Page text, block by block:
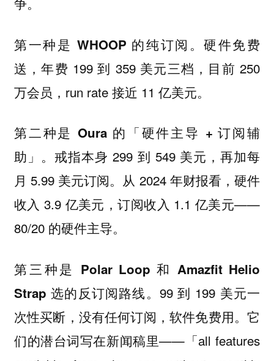
第一种是 WHOOP 的纯订阅 。硬件免费
送，年费 199 到 359 美元三档，目前 250
万会员，run rate 接近 11 亿美元。
第二种是 Oura 的「硬件主导 + 订阅辅
助」 。戒指本身 299 到 549 美元，再加每
月 5.99 美元订阅。从 2024 年财报看，硬件
收入 3.9 亿美元，订阅收入 1.1 亿美元——
80/20 的硬件主导。
第三种是 Polar Loop 和 Amazfit Helio
Strap 选的反订阅路线。99 到 199 美元一
次性买断，没有任何订阅，软件免费用。它
们的潜台词写在新闻稿里——「all features